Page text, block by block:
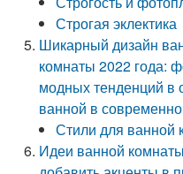
Строгая эклектика
Шикарный дизайн
комнаты 2022 года:
модных тенденций в
ванной в
Стили для ванной
Идеи ванной